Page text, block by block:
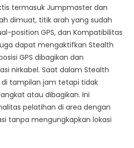
termasuk Jumpmaster dan
dimuat, titik arah yang sudah
position GPS, dan Kompatibilitas
dapat mengaktifkan Stealth
GPS dibagikan dan
nirkabel. Saat dalam Stealth
di tampilan jam tetapi tidak
atau dibagikan. Ini
pelatihan di area dengan
tanpa mengungkapkan lokasi